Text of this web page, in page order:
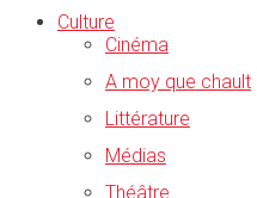
Culture
Cinéma
A moy que chault
Littérature
Médias
Théâtre